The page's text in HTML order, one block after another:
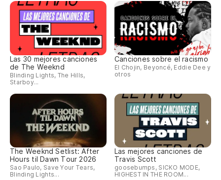
Las 30 mejores canciones
de The Weeknd
Blinding Lights, The Hills,
Starboy...
Canciones sobre el racismo
El Chojin, Beyoncé, Eddie Dee y
otros
The Weeknd Setlist: After
Hours til Dawn Tour 2026
Sao Paulo, Save Your Tears,
Blinding Lights...
Las mejores canciones de
Travis Scott
goosebumps, SICKO MODE,
HIGHEST IN THE ROOM...